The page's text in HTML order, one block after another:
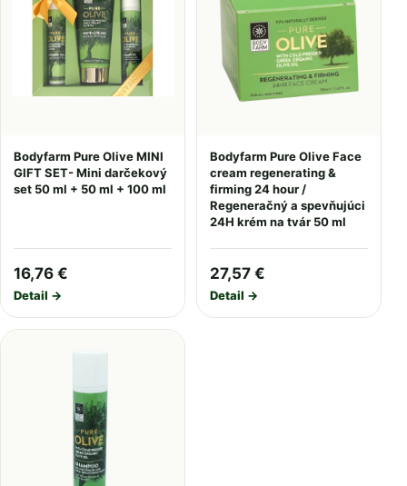
Bodyfarm Pure Olive MINI
GIFT SET- Mini darčekový
set 50 ml + 50 ml + 100 ml
16,76 €
Detail →
Bodyfarm Pure Olive Face
cream regenerating &
firming 24 hour /
Regeneračný a spevňujúci
24H krém na tvár 50 ml
27,57 €
Detail →